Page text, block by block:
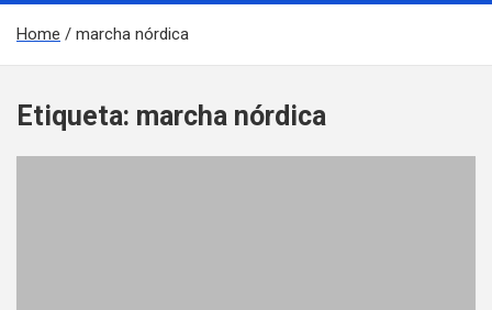
Home marcha nórdica
Etiqueta: marcha nórdica